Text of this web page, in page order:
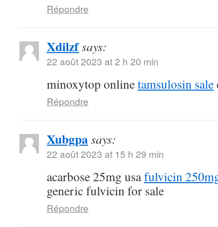
Répondre
Xdilzfsays:
22 août 2023 at 2 h 20 min
minoxytop onlinetamsulosin sale
Répondre
Xubgpasays:
22 août 2023 at 15 h 29 min
acarbose 25mg usafulvicin
generic fulvicin for sale
Répondre